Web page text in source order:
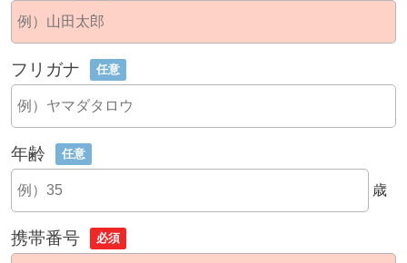
フリガナ 任意
年齢 任意
歳
携帯番号 必須